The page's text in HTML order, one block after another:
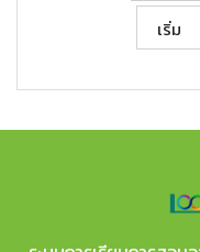
เริ่ม